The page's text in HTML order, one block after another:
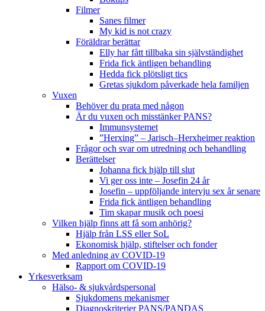
Filmer
Sanes filmer
My kid is not crazy
Föräldrar berättar
Elly har fått tillbaka sin självständighet
Frida fick äntligen behandling
Hedda fick plötsligt tics
Gretas sjukdom påverkade hela familjen
Vuxen
Behöver du prata med någon
Är du vuxen och misstänker PANS?
Immunsystemet
”Herxing” – Jarisch–Herxheimer reaktion
Frågor och svar om utredning och behandling
Berättelser
Johanna fick hjälp till slut
Vi ger oss inte – Josefin 24 år
Josefin – uppföljande intervju sex år senare
Frida fick äntligen behandling
Tim skapar musik och poesi
Vilken hjälp finns att få som anhörig?
Hjälp från LSS eller SoL
Ekonomisk hjälp, stiftelser och fonder
Med anledning av COVID-19
Rapport om COVID-19
Yrkesverksam
Hälso- & sjukvårdspersonal
Sjukdomens mekanismer
Diagnoskriterier PANS/PANDAS